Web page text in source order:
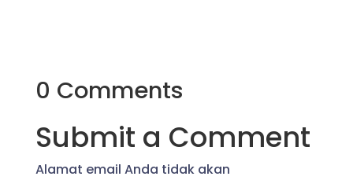
0 Comments
Submit a Comment
Alamat email Anda tidak akan